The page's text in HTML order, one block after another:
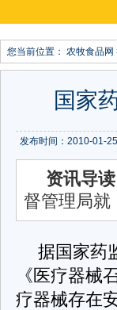
您当前位置： 农牧食品网
国家
发布时间：2010-01-25
资讯导读
督管理局就
据国家药
《医疗器械
疗器械存在